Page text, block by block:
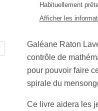
Habituellement
Afficher les
Galéane Raton
contrôle de
pour pouvoir faire
spirale du
Ce livre aidera les